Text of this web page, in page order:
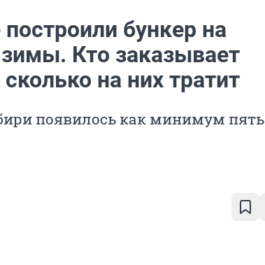
бункер на
Кто заказывает
на них тратит
появилось как минимум пять